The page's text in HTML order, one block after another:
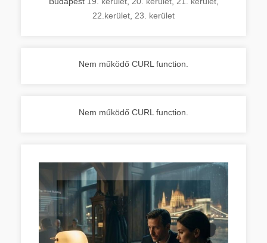
22.kerület 23. kerület
Nem működő CURL function.
Nem működő CURL function.